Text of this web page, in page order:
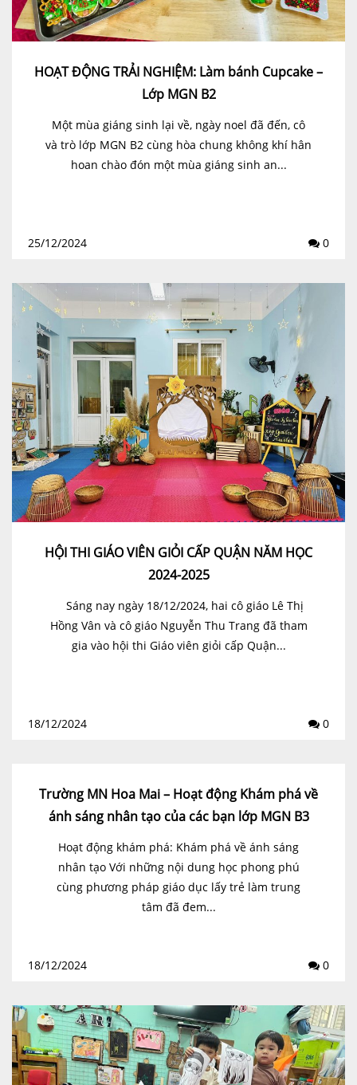
HOẠT ĐỘNG TRẢI NGHIỆM: Làm bánh Cupcake –
Lớp MGN B2
Một mùa giáng sinh lại về, ngày noel đã đến, cô
và trò lớp MGN B2 cùng hòa chung không khí hân
hoan chào đón một mùa giáng sinh an...
25/12/2024 0
HỘI THI GIÁO VIÊN GIỎI CẤP QUẬN NĂM HỌC
2024-2025
Sáng nay ngày 18/12/2024, hai cô giáo Lê Thị
Hồng Vân và cô giáo Nguyễn Thu Trang đã tham
gia vào hội thi Giáo viên giỏi cấp Quận...
18/12/2024 0
Trường MN Hoa Mai – Hoạt động Khám phá về
ánh sáng nhân tạo của các bạn lớp MGN B3
Hoạt động khám phá: Khám phá về ánh sáng
nhân tạo Với những nội dung học phong phú
cùng phương pháp giáo dục lấy trẻ làm trung
tâm đã đem...
18/12/2024 0